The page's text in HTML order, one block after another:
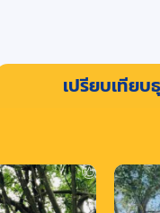
เปรียบเทียบ